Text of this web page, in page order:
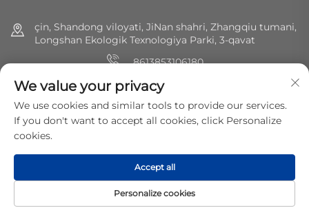
çin, Shandong viloyati, JiNan shahri, Zhangqiu tumani,
Longshan Ekologik Texnologiya Parki, 3-qavat
8613853106180
+86 (0) 531 8891 0288
[email protected]
Huquqlar hammasi saqlangan © 2025 MirShine Environmental
Protection Technology Co., Ltd. Maxfiylik siyosati
We value your privacy
We use cookies and similar tools to provide our services.
If you don't want to accept all cookies, click Personalize
cookies.
Personalize cookies
Accept all